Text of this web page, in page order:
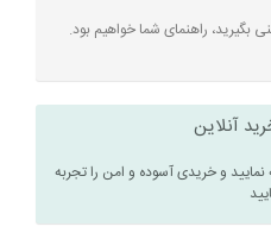
بگیرید، راهنمای شما خواهیم بود.
آنلاین
و خریدی آسوده و امن را تجربه